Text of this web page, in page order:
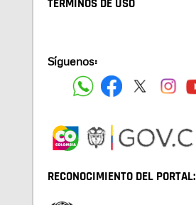
TÉRMINOS DE USO
Síguenos:
RECONOCIMIENTO DEL PORTAL: